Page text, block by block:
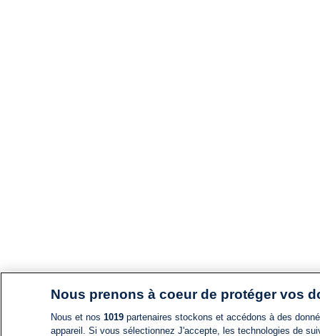
Nous prenons à coeur de protéger vos
Nous et nos 1019partenaires stockons et accédons à des
appareil. Si vous sélectionnez J'accepte, les technologies de